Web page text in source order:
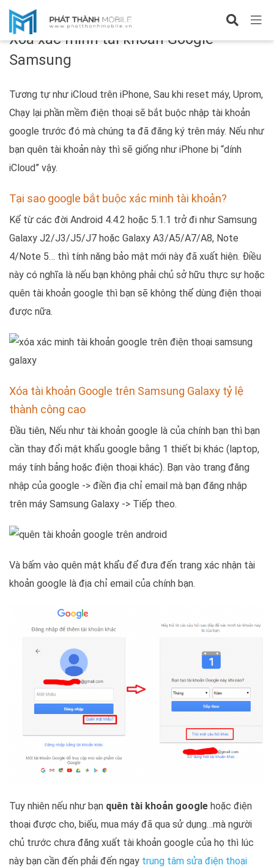
Chuyên đề Samsung
Xóa xác minh tài khoản Google
Samsung
Tương tự như iCloud trên iPhone, Sau khi reset máy, Uprom,
Chạy lại phần mềm điện thoại sẽ bắt buộc nhập tài khoản
google trước đó mà chúng ta đã đăng ký trên máy. Nếu như
bạn quên tài khoản này thì sẽ giống như iPhone bị “dính
iCloud” vậy.
Tại sao google bắt buộc xác minh tài khoản?
Kể từ các đời Android 4.4.2 hoặc 5.1.1 trở đi như Samsung
Galaxy J2/J3/J5/J7 hoặc Galaxy A3/A5/A7/A8, Note
4/Note 5… thì tính năng bảo mật mới này đã xuất hiện. Điều
này có nghĩa là nếu bạn không phải chủ sở hữu thực sự hoặc
quên tài khoản google thì bạn sẽ không thể dùng điện thoại
được nữa.
Xóa tài khoản Google trên Samsung Galaxy tỷ lệ
thành công cao
Đầu tiên, Nếu như tài khoản google là của chính bạn thì bạn
cần thay đổi mật khẩu google bằng 1 thiết bị khác (laptop,
máy tính bảng hoặc điện thoại khác). Bạn vào trang đăng
nhập của google -> điền địa chỉ email mà bạn đăng nhập
trên máy Samsung Galaxy -> Tiếp theo.
Và bấm vào quên mật khẩu để đưa đến trang xác nhận tài
khoản google là địa chỉ email của chính bạn.
Tuy nhiên nếu như bạn quên tài khoản google hoặc điện
thoại được cho, biếu, mua máy đã qua sử dụng…mà người
chủ trước chưa đăng xuất tài khoản google của họ thì lúc
này bạn cần đến phải đến ngay trung tâm sửa điện thoại